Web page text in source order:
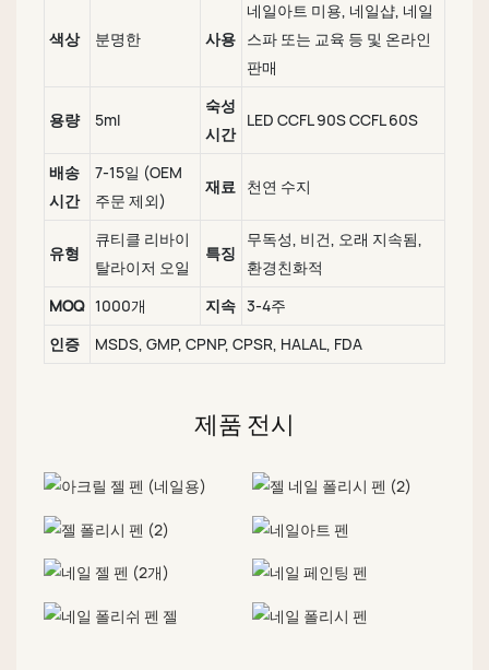
색상 분명한 사용
네일아트 미용, 네일샵, 네일
스파 또는 교육 등 및 온라인
판매
용량 5ml
숙성
시간
LED CCFL 90S CCFL 60S
배송
시간
7-15일 (OEM
주문 제외)
재료 천연 수지
유형
큐티클 리바이
탈라이저 오일
특징
무독성, 비건, 오래 지속됨,
환경친화적
MOQ 1000개 지속 3-4주
인증
MSDS, GMP, CPNP, CPSR, HALAL, FDA
제품 전시